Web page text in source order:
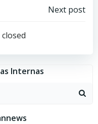
Next post
Internas